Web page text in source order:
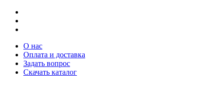
О нас
Оплата и доставка
Задать вопрос
Скачать каталог